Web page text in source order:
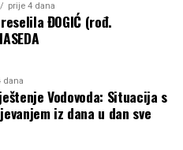
prije 4 dana
ĐOGIĆ (rođ.
dana
Vodovoda: Situacija s
iz dana u dan sve